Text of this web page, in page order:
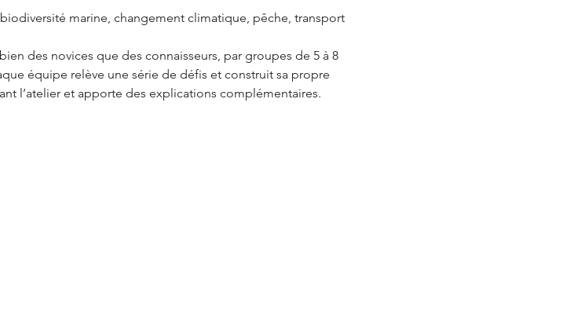
marine, changement climatique, pêche, transport
des novices que des connaisseurs, par groupes de 5 à 8
équipe relève une série de défis et construit sa propre
l’atelier et apporte des explications complémentaires.